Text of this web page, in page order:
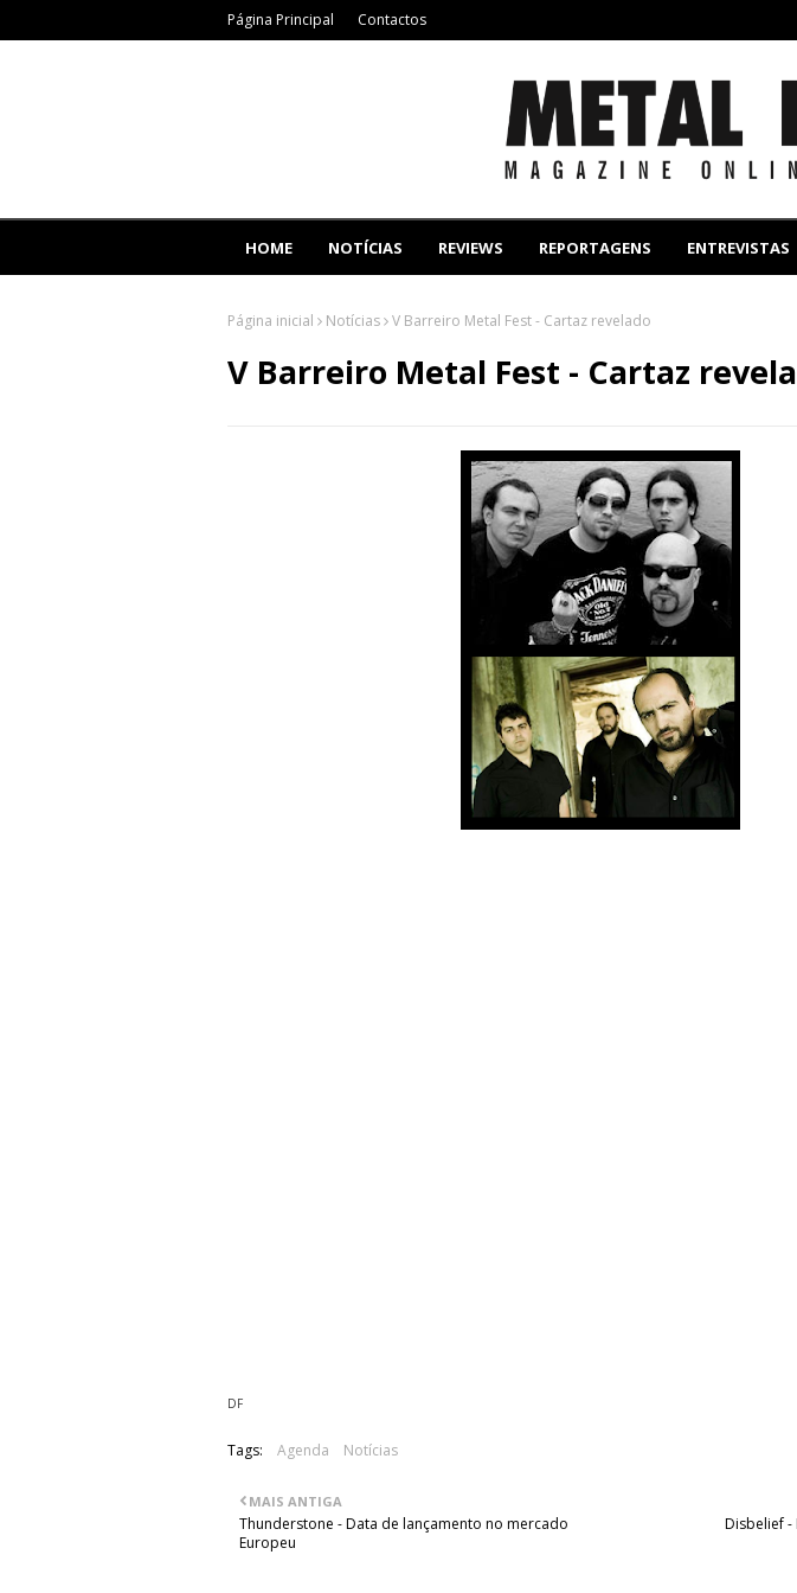
Página Principal Contactos
HOME NOTÍCIAS REVIEWS REPORTAGENS ENTREVISTAS
Página inicial Notícias V Barreiro Metal Fest - Cartaz revelado
V Barreiro Metal Fest - Cartaz
DF
Tags: Agenda Notícias
Disbelief -
MAIS ANTIGA
Thunderstone - Data de lançamento no mercado
Europeu